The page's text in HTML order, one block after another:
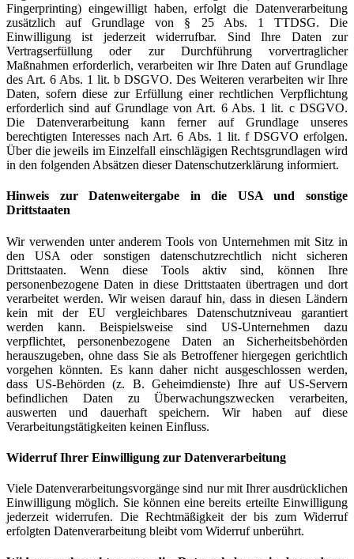
Fingerprinting) eingewilligt haben, erfolgt die Datenverarbeitung
zusätzlich auf Grundlage von § 25 Abs. 1 TTDSG. Die
Einwilligung ist jederzeit widerrufbar. Sind Ihre Daten zur
Vertragserfüllung oder zur Durchführung vorvertraglicher
Maßnahmen erforderlich, verarbeiten wir Ihre Daten auf Grundlage
des Art. 6 Abs. 1 lit. b DSGVO. Des Weiteren verarbeiten wir Ihre
Daten, sofern diese zur Erfüllung einer rechtlichen Verpflichtung
erforderlich sind auf Grundlage von Art. 6 Abs. 1 lit. c DSGVO.
Die Datenverarbeitung kann ferner auf Grundlage unseres
berechtigten Interesses nach Art. 6 Abs. 1 lit. f DSGVO erfolgen.
Über die jeweils im Einzelfall einschlägigen Rechtsgrundlagen wird
in den folgenden Absätzen dieser Datenschutzerklärung informiert.
Hinweis zur Datenweitergabe in die USA und sonstige
Drittstaaten
Wir verwenden unter anderem Tools von Unternehmen mit Sitz in
den USA oder sonstigen datenschutzrechtlich nicht sicheren
Drittstaaten. Wenn diese Tools aktiv sind, können Ihre
personenbezogene Daten in diese Drittstaaten übertragen und dort
verarbeitet werden. Wir weisen darauf hin, dass in diesen Ländern
kein mit der EU vergleichbares Datenschutzniveau garantiert
werden kann. Beispielsweise sind US-Unternehmen dazu
verpflichtet, personenbezogene Daten an Sicherheitsbehörden
herauszugeben, ohne dass Sie als Betroffener hiergegen gerichtlich
vorgehen könnten. Es kann daher nicht ausgeschlossen werden,
dass US-Behörden (z. B. Geheimdienste) Ihre auf US-Servern
befindlichen Daten zu Überwachungszwecken verarbeiten,
auswerten und dauerhaft speichern. Wir haben auf diese
Verarbeitungstätigkeiten keinen Einfluss.
Widerruf Ihrer Einwilligung zur Datenverarbeitung
Viele Datenverarbeitungsvorgänge sind nur mit Ihrer ausdrücklichen
Einwilligung möglich. Sie können eine bereits erteilte Einwilligung
jederzeit widerrufen. Die Rechtmäßigkeit der bis zum Widerruf
erfolgten Datenverarbeitung bleibt vom Widerruf unberührt.